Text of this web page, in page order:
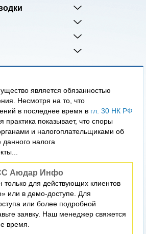
является обязанностью
Несмотря на то, что
в последнее время в гл. 30 НК РФ
практика показывает, что споры
и налогоплательщиками об
данного налога
Аюдар Инфо
только для действующих клиентов
в демо-доступе. Для
или более подробной
заявку. Наш менеджер свяжется
время.